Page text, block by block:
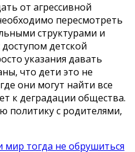
от агрессивной
пересмотреть
структурами и
детской
указания давать
что дети это не
они могут найти все
к деградации общества.
политику с родителями,
мир тогда не обрушиться